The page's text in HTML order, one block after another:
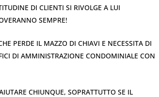
DI CLIENTI SI RIVOLGE A LUI
SEMPRE!
PERDE IL MAZZO DI CHIAVI E NECESSITA DI
DI AMMINISTRAZIONE CONDOMINIALE CON
CHIUNQUE, SOPRATTUTTO SE IL